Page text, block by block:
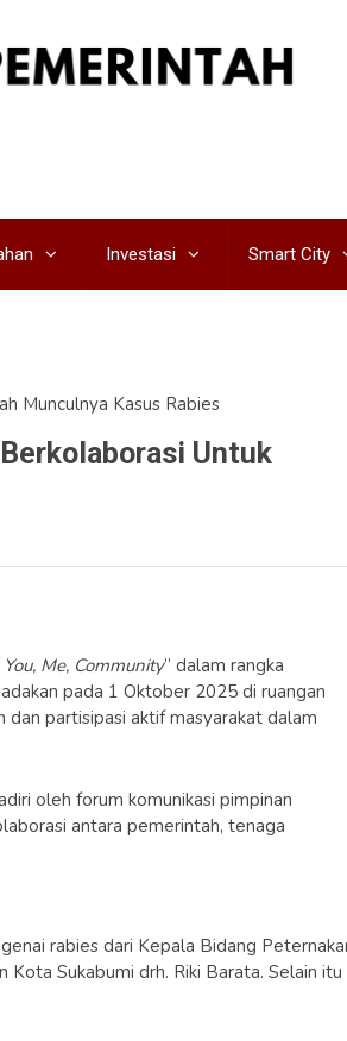
Investasi Smart City
Munculnya Kasus Rabies
Untuk
Me, Community” dalam rangka
pada 1 Oktober 2025 di ruangan
dan partisipasi aktif masyarakat dalam
oleh forum komunikasi pimpinan
antara pemerintah, tenaga
rabies dari Kepala Bidang
Sukabumi drh. Riki Barata. Selain itu